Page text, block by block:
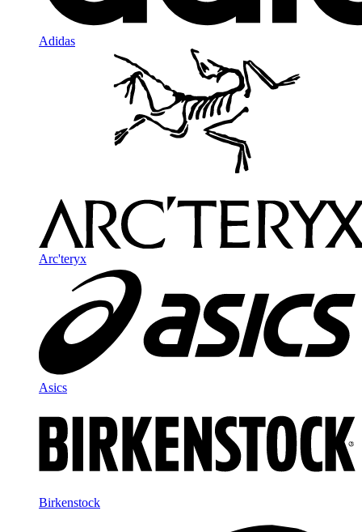
Adidas
Arc'teryx
Asics
Birkenstock